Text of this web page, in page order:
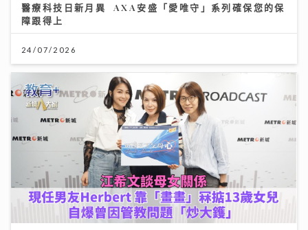
醫療科技日新月異 AXA安盛「愛唯守」系列確保您的保
障跟得上
24/07/2026